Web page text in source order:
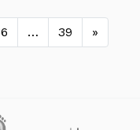
… 39 »